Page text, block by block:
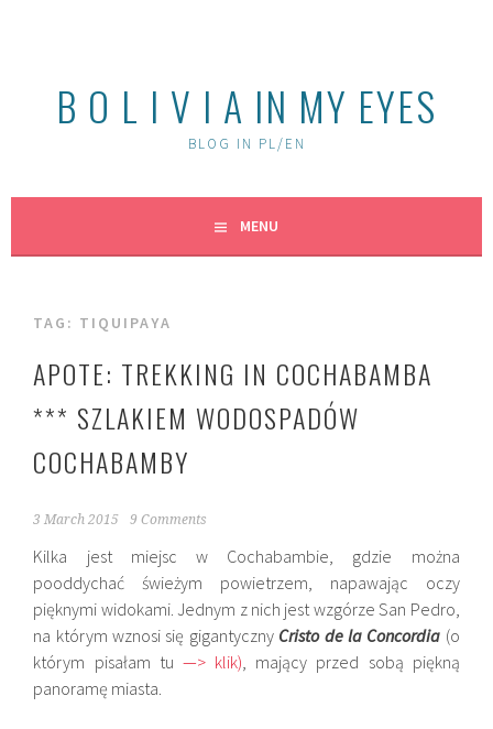
B O L I V I A IN MY EYES
BLOG IN PL/EN
MENU
TAG: TIQUIPAYA
APOTE: TREKKING IN COCHABAMBA
*** SZLAKIEM WODOSPADÓW
COCHABAMBY
3 March 2015 9 Comments
Kilka jest miejsc w Cochabambie, gdzie można
pooddychać świeżym powietrzem, napawając oczy
pięknymi widokami. Jednym z nich jest wzgórze San Pedro,
na którym wznosi się gigantyczny Cristo de la Concordia (o
którym pisałam tu —> klik), mający przed sobą piękną
panoramę miasta.